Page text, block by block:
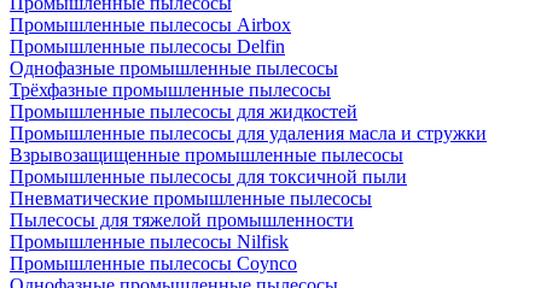
Промышленные пылесосы Airbox
Промышленные пылесосы Delfin
Однофазные промышленные пылесосы
Трёхфазные промышленные пылесосы
Промышленные пылесосы для жидкостей
Промышленные пылесосы для удаления масла и стружки
Взрывозащищенные промышленные пылесосы
Промышленные пылесосы для токсичной пыли
Пневматические промышленные пылесосы
Пылесосы для тяжелой промышленности
Промышленные пылесосы Nilfisk
Промышленные пылесосы Coynco